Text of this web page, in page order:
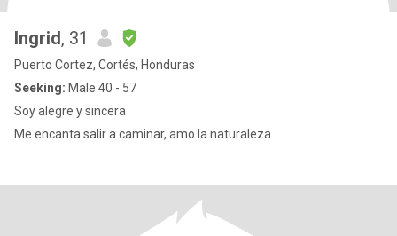
Ingrid, 31
Puerto Cortez, Cortés, Honduras
Seeking: Male 40 - 57
Soy alegre y sincera
Me encanta salir a caminar, amo la naturaleza